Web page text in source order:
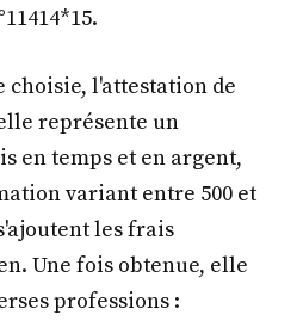
choisie, l'attestation de
représente un
en temps et en argent,
variant entre 500 et
les frais
Une fois obtenue, elle
professions :